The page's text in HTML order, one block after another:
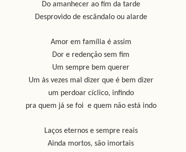
Do amanhecer ao fim da tarde
Desprovido de escândalo ou alarde
Amor em família é assim
Dor e redenção sem fim
Um sempre bem querer
Um às vezes mal dizer que é bem dizer
um perdoar cíclico, infindo
pra quem já se foi e quem não está indo
Laços eternos e sempre reais
Ainda mortos, são imortais